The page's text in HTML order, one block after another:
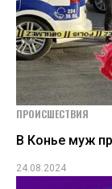
ПРОИСШЕСТВИЯ
В Конье муж
24.08.2024